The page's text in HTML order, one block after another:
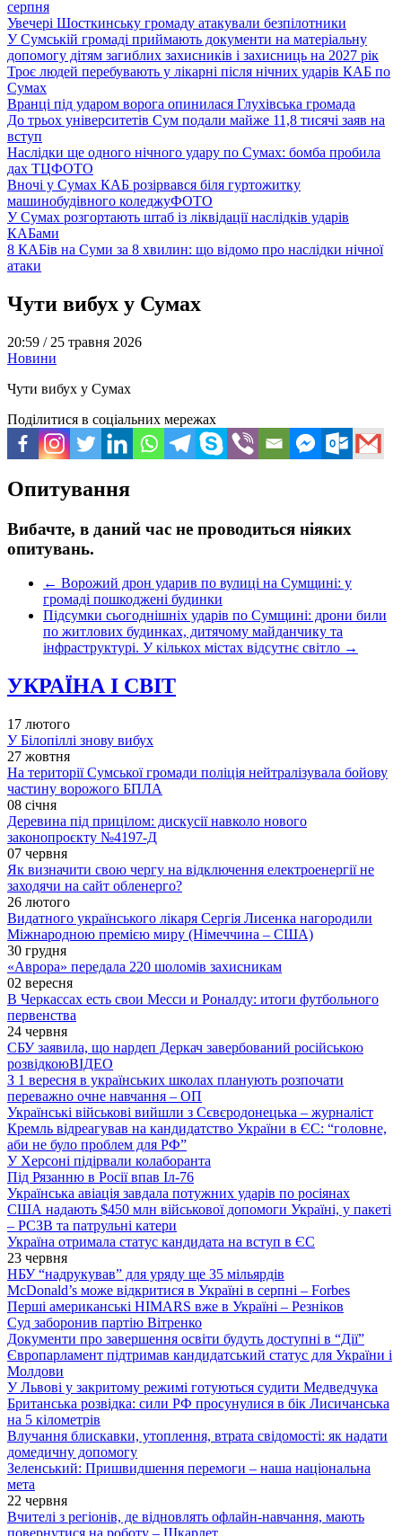
серпня
Увечері Шосткинську громаду атакували безпілотники
У Сумській громаді приймають документи на матеріальну
допомогу дітям загиблих захисників і захисниць на 2027 рік
Троє людей перебувають у лікарні після нічних ударів КАБ по
Сумах
Вранці під ударом ворога опинилася Глухівська громада
До трьох університетів Сум подали майже 11,8 тисячі заяв на
вступ
Наслідки ще одного нічного удару по Сумах: бомба пробила
дах ТЦФОТО
Вночі у Сумах КАБ розірвався біля гуртожитку
машинобудівного коледжуФОТО
У Сумах розгортають штаб із ліквідації наслідків ударів
КАБами
8 КАБів на Суми за 8 хвилин: що відомо про наслідки нічної
атаки
Чути вибух у Сумах
20:59 / 25 травня 2026
Новини
Чути вибух у Сумах
Поділитися в соціальних мережах
Опитування
Вибачте, в даний час не проводиться ніяких
опитувань.
← Ворожий дрон ударив по вулиці на Сумщині: у
громаді пошкоджені будинки
Підсумки сьогоднішніх ударів по Сумщині: дрони били
по житлових будинках, дитячому майданчику та
інфраструктурі. У кількох містах відсутнє світло →
УКРАЇНА І СВІТ
17 лютого
У Білопіллі знову вибух
27 жовтня
На території Сумської громади поліція нейтралізувала бойову
частину ворожого БПЛА
08 січня
Деревина під прицілом: дискусії навколо нового
законопроєкту №4197-Д
07 червня
Як визначити свою чергу на відключення електроенергії не
заходячи на сайт обленерго?
26 лютого
Видатного українського лікаря Сергія Лисенка нагородили
Міжнародною премією миру (Німеччина – США)
30 грудня
«Аврора» передала 220 шоломів захисникам
02 вересня
В Черкассах есть свои Месси и Роналду: итоги футбольного
первенства
24 червня
СБУ заявила, що нардеп Деркач завербований російською
розвідкоюВІДЕО
З 1 вересня в українських школах планують розпочати
переважно очне навчання – ОП
Українські військові вийшли з Сєвєродонецька – журналіст
Кремль відреагував на кандидатство України в ЄС: “головне,
аби не було проблем для РФ”
У Херсоні підірвали колаборанта
Під Рязанню в Росії впав Іл-76
Українська авіація завдала потужних ударів по росіянах
США надають $450 млн військової допомоги Україні, у пакеті
– РСЗВ та патрульні катери
Україна отримала статус кандидата на вступ в ЄС
23 червня
НБУ “надрукував” для уряду ще 35 мільярдів
McDonald’s може відкритися в Україні в серпні – Forbes
Перші американські HIMARS вже в Україні – Резніков
Суд заборонив партію Вітренко
Документи про завершення освіти будуть доступні в “Дії”
Європарламент підтримав кандидатський статус для України і
Молдови
У Львові у закритому режимі готуються судити Медведчука
Британська розвідка: сили РФ просунулися в бік Лисичанська
на 5 кілометрів
Влучання блискавки, утоплення, втрата свідомості: як надати
домедичну допомогу
Зеленський: Пришвидшення перемоги – наша національна
мета
22 червня
Вчителі з регіонів, де відновлять офлайн-навчання, мають